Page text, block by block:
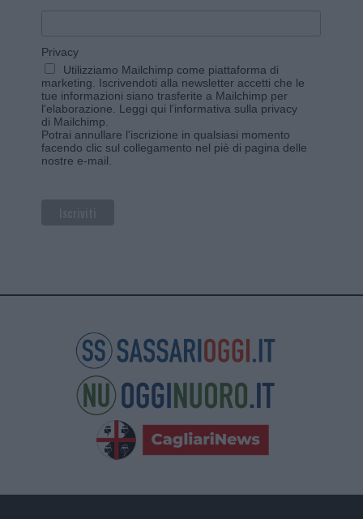
Privacy
Utilizziamo Mailchimp come piattaforma di
marketing. Iscrivendoti alla newsletter accetti che le
tue informazioni siano trasferite a Mailchimp per
l'elaborazione. Leggi qui l'informativa sulla privacy
di Mailchimp
Potrai annullare l'iscrizione in qualsiasi momento
facendo clic sul collegamento nel piè di pagina delle
nostre e-mail.